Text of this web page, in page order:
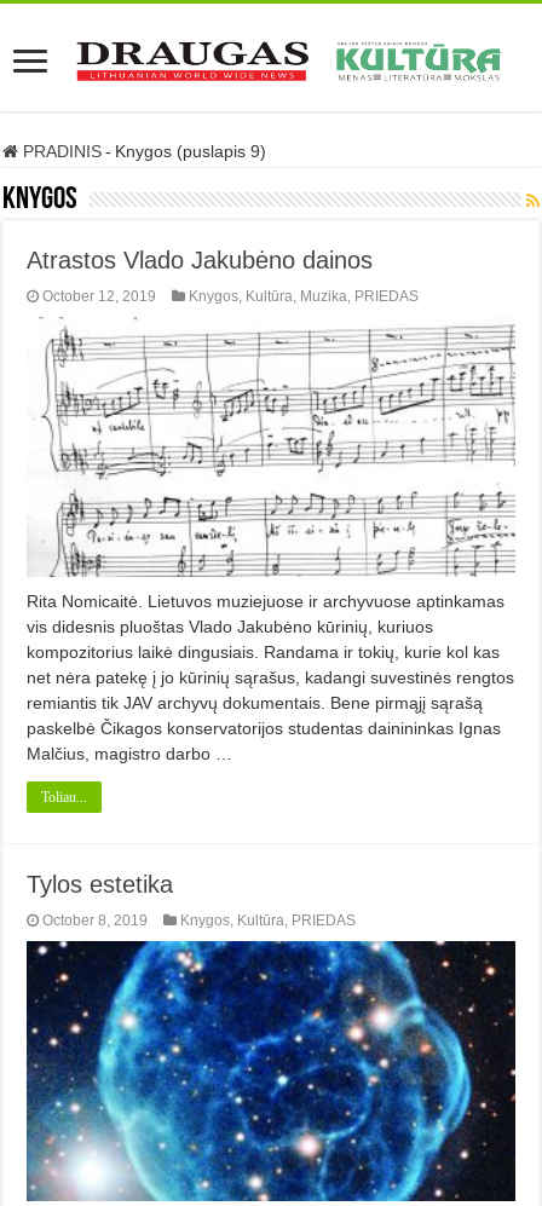
PRADINIS - Knygos (puslapis 9)
Knygos
Atrastos Vlado Jakubėno dainos
October 12, 2019 Knygos, Kultūra, Muzika, PRIEDAS
Rita Nomicaitė. Lietuvos muziejuose ir archyvuose aptinkamas
vis didesnis pluoštas Vlado Jakubėno kūrinių, kuriuos
kompozitorius laikė dingusiais. Randama ir tokių, kurie kol kas
net nėra patekę į jo kūrinių sąrašus, kadangi suvestinės rengtos
remiantis tik JAV archyvų dokumentais. Bene pirmąjį sąrašą
paskelbė Čikagos konservatorijos studentas dainininkas Ignas
Malčius, magistro darbo …
Toliau...
Tylos estetika
October 8, 2019 Knygos Kultūra PRIEDAS